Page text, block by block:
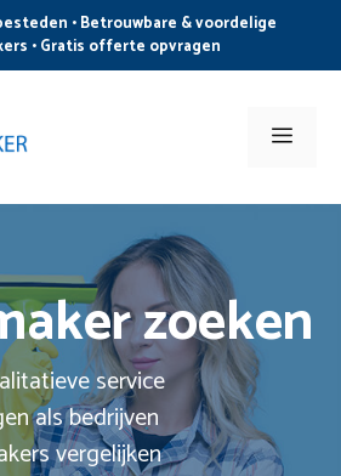
• Betrouwbare & voordelige
• Gratis offerte opvragen
Menu
zoeken
service
als bedrijven
vergelijken